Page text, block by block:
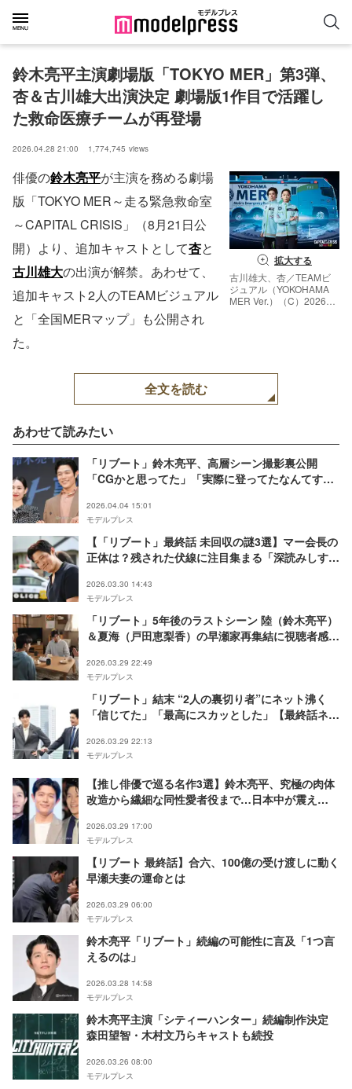
鈴木亮平主演劇場版「TOKYO MER」第3弾、
杏＆古川雄大出演決定 劇場版1作目で活躍し
た救命医療チームが再登場
2026.04.28 21:00 1,774,745 views
拡大する
古川雄大、杏／TEAMビ
ジュアル（YOKOHAMA
MER Ver.）（C）2026劇
俳優の鈴木亮平が主演を務める劇場
版「TOKYO MER～走る緊急救命室
～CAPITAL CRISIS」（8月21日公
開）より、追加キャストとして杏と
古川雄大の出演が解禁。あわせて、
追加キャスト2人のTEAMビジュアル
と「全国MERマップ」も公開され
た。
全文を読む
あわせて読みたい
「リブート」鈴木亮平、高層シーン撮影裏公開
「CGかと思ってた」「実際に登ってたなんてすご
2026.04.04 15:01
モデルプレス
【「リブート」最終話 未回収の謎3選】マー会長の
正体は？残された伏線に注目集まる「深読みしすぎ
2026.03.30 14:43
モデルプレス
「リブート」5年後のラストシーン 陸（鈴木亮平）
＆夏海（戸田恵梨香）の早瀬家再集結に視聴者感涙
2026.03.29 22:49
モデルプレス
「リブート」結末 “2人の裏切り者”にネット沸く
「信じてた」「最高にスカッとした」【最終話ネタ
2026.03.29 22:13
モデルプレス
【推し俳優で巡る名作3選】鈴木亮平、究極の肉体
改造から繊細な同性愛者役まで…日本中が震え
2026.03.29 17:00
モデルプレス
【リブート 最終話】合六、100億の受け渡しに動く
早瀬夫妻の運命とは
2026.03.29 06:00
モデルプレス
鈴木亮平「リブート」続編の可能性に言及「1つ言
えるのは」
2026.03.28 14:58
モデルプレス
鈴木亮平主演「シティーハンター」続編制作決定
森田望智・木村文乃らキャストも続投
2026.03.26 08:00
モデルプレス